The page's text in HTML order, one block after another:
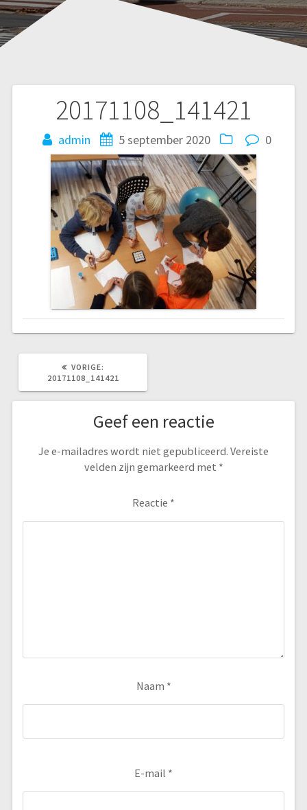
20171108_141421
admin 5 september 2020 0
Bericht
navigatie
VORIGE:
BERICHT:
20171108_141421
Geef een reactie
Je e-mailadres wordt niet gepubliceerd. Vereiste
velden zijn gemarkeerd met *
Reactie *
Naam *
E-mail *